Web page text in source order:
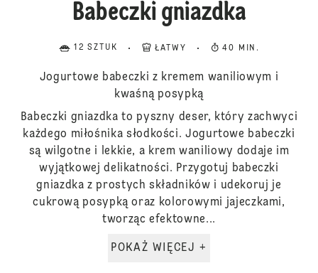
Babeczki gniazdka
12 SZTUK ŁATWY 40 MIN.
Jogurtowe babeczki z kremem waniliowym i
kwaśną posypką
Babeczki gniazdka to pyszny deser, który zachwyci
każdego miłośnika słodkości. Jogurtowe babeczki
są wilgotne i lekkie, a krem waniliowy dodaje im
wyjątkowej delikatności. Przygotuj babeczki
gniazdka z prostych składników i udekoruj je
cukrową posypką oraz kolorowymi jajeczkami,
tworząc efektowne...
POKAŻ WIĘCEJ +